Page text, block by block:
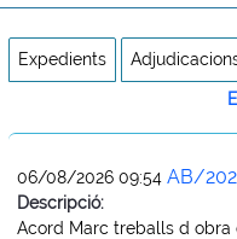
Expedients
06/08/2026 09:54 AB/
Descripció:
Acord Marc treballs d obra